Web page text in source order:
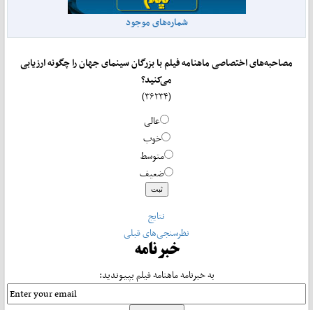
شماره‌های موجود
مصاحبه‌های اختصاصی ماهنامه فیلم با بزرگان سینمای جهان را چگونه ارزیابی
می‌کنید؟
عالی
خوب
متوسط
ضعیف
نتایج
نظرسنجی‌های قبلی
خبرنامه
به خبرنامه ماهنامه فیلم بپیوندید: